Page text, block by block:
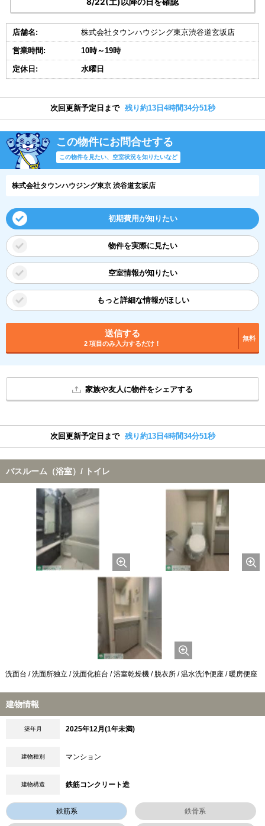
店舗名: 株式会社タウンハウジング東京渋谷道玄坂店
営業時間: 10時～19時
定休日: 水曜日
次回更新予定日まで 残り約13日4時間34分51秒
この物件にお問合せする
この物件を見たい、空室状況を知りたいなど
株式会社タウンハウジング東京 渋谷道玄坂店
初期費用が知りたい
物件を実際に見たい
空室情報が知りたい
もっと詳細な情報がほしい
送信する
2 項目のみ入力するだけ！
無料
家族や友人に物件をシェアする
次回更新予定日まで 残り約13日4時間34分51秒
バスルーム（浴室）/ トイレ
洗面台 / 洗面所独立 / 洗面化粧台 / 浴室乾燥機 / 脱衣所 / 温水洗浄便座 / 暖房便座
建物情報
築年月 2025年12月(1年未満)
建物種別 マンション
建物構造 鉄筋コンクリート造
鉄筋系 鉄骨系